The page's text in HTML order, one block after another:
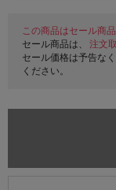
この商品はセール商品
セール商品は、 注文
セール価格は予告な
ください。